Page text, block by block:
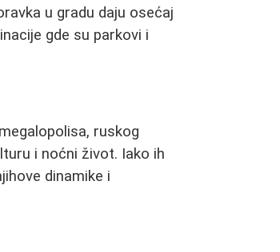
u gradu daju osećaj
gde su parkovi i
ruskog
i noćni život. Iako ih
dinamike i